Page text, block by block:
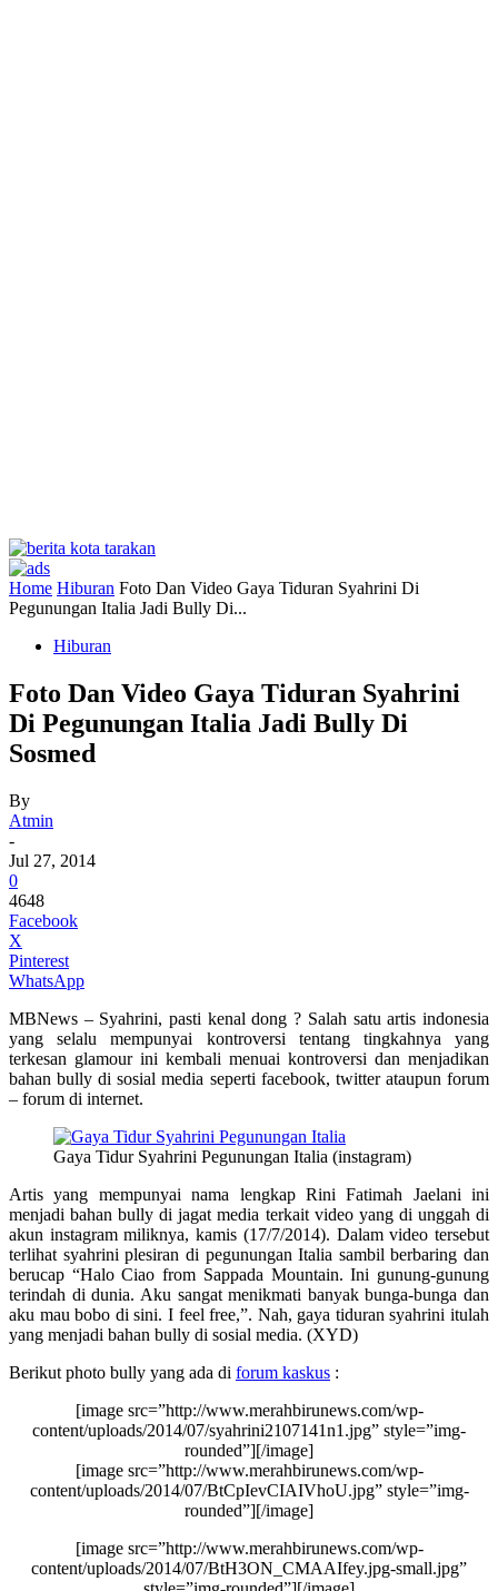
Home Hiburan Foto Dan Video Gaya Tiduran Syahrini Di
Pegunungan Italia Jadi Bully Di...
Hiburan
Foto Dan Video Gaya Tiduran Syahrini
Di Pegunungan Italia Jadi Bully Di
Sosmed
By
Atmin
-
Jul 27, 2014
0
4648
Facebook
X
Pinterest
WhatsApp
MBNews – Syahrini, pasti kenal dong ? Salah satu artis indonesia
yang selalu mempunyai kontroversi tentang tingkahnya yang
terkesan glamour ini kembali menuai kontroversi dan menjadikan
bahan bully di sosial media seperti facebook, twitter ataupun forum
– forum di internet.
Gaya Tidur Syahrini Pegunungan Italia (instagram)
Artis yang mempunyai nama lengkap Rini Fatimah Jaelani ini
menjadi bahan bully di jagat media terkait video yang di unggah di
akun instagram miliknya, kamis (17/7/2014). Dalam video tersebut
terlihat syahrini plesiran di pegunungan Italia sambil berbaring dan
berucap “Halo Ciao from Sappada Mountain. Ini gunung-gunung
terindah di dunia. Aku sangat menikmati banyak bunga-bunga dan
aku mau bobo di sini. I feel free,”. Nah, gaya tiduran syahrini itulah
yang menjadi bahan bully di sosial media. (XYD)
Berikut photo bully yang ada di forum kaskus :
[image src=”http://www.merahbirunews.com/wp-
content/uploads/2014/07/syahrini2107141n1.jpg” style=”img-
rounded”][/image]
[image src=”http://www.merahbirunews.com/wp-
content/uploads/2014/07/BtCpIevCIAIVhoU.jpg” style=”img-
rounded”][/image]
[image src=”http://www.merahbirunews.com/wp-
content/uploads/2014/07/BtH3ON_CMAAIfey.jpg-small.jpg”